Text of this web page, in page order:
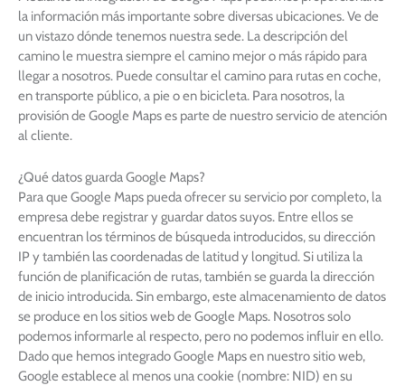
la información más importante sobre diversas ubicaciones. Ve de
un vistazo dónde tenemos nuestra sede. La descripción del
camino le muestra siempre el camino mejor o más rápido para
llegar a nosotros. Puede consultar el camino para rutas en coche,
en transporte público, a pie o en bicicleta. Para nosotros, la
provisión de Google Maps es parte de nuestro servicio de atención
al cliente.
¿Qué datos guarda Google Maps?
Para que Google Maps pueda ofrecer su servicio por completo, la
empresa debe registrar y guardar datos suyos. Entre ellos se
encuentran los términos de búsqueda introducidos, su dirección
IP y también las coordenadas de latitud y longitud. Si utiliza la
función de planificación de rutas, también se guarda la dirección
de inicio introducida. Sin embargo, este almacenamiento de datos
se produce en los sitios web de Google Maps. Nosotros solo
podemos informarle al respecto, pero no podemos influir en ello.
Dado que hemos integrado Google Maps en nuestro sitio web,
Google establece al menos una cookie (nombre: NID) en su